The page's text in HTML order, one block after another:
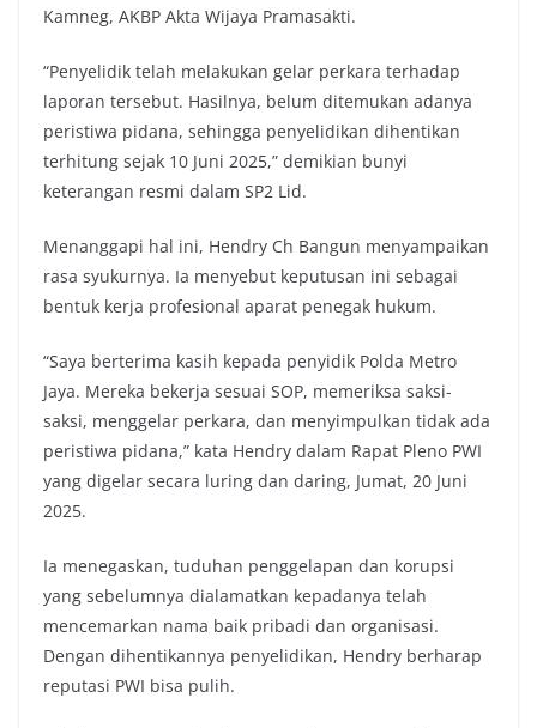
Kamneg, AKBP Akta Wijaya Pramasakti.
“Penyelidik telah melakukan gelar perkara terhadap
laporan tersebut. Hasilnya, belum ditemukan adanya
peristiwa pidana, sehingga penyelidikan dihentikan
terhitung sejak 10 Juni 2025,” demikian bunyi
keterangan resmi dalam SP2 Lid.
Menanggapi hal ini, Hendry Ch Bangun menyampaikan
rasa syukurnya. Ia menyebut keputusan ini sebagai
bentuk kerja profesional aparat penegak hukum.
“Saya berterima kasih kepada penyidik Polda Metro
Jaya. Mereka bekerja sesuai SOP, memeriksa saksi-
saksi, menggelar perkara, dan menyimpulkan tidak ada
peristiwa pidana,” kata Hendry dalam Rapat Pleno PWI
yang digelar secara luring dan daring, Jumat, 20 Juni
2025.
Ia menegaskan, tuduhan penggelapan dan korupsi
yang sebelumnya dialamatkan kepadanya telah
mencemarkan nama baik pribadi dan organisasi.
Dengan dihentikannya penyelidikan, Hendry berharap
reputasi PWI bisa pulih.